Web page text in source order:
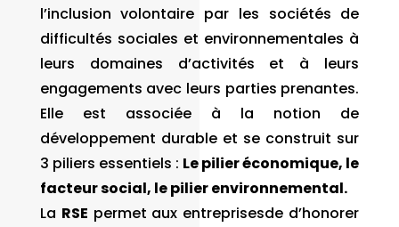
l’inclusion volontaire par les sociétés de
difficultés sociales et environnementales à
leurs domaines d’activités et à leurs
engagements avec leurs parties prenantes.
Elle est associée à la notion de
développement durable et se construit sur
3 piliers essentiels : Le pilieréconomique, le
facteur social, le pilier environnemental.
La RSE permet aux entreprisesde d’honorer